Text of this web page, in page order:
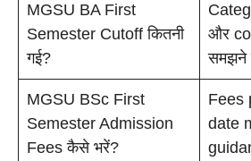
MGSU BA First
Semester Cutoff कितनी
गई?
और
समझने
MGSU BSc First
Semester Admission
Fees कैसे भरें?
Fees
date